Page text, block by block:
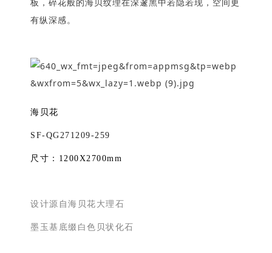
板，碎花般的海贝纹理在深邃黑中若隐若现，空间更
有纵深感。
海贝花
SF-QG271209-259
尺寸：1200X2700mm
设计源自海贝花大理石
墨玉基底缀白色贝状化石